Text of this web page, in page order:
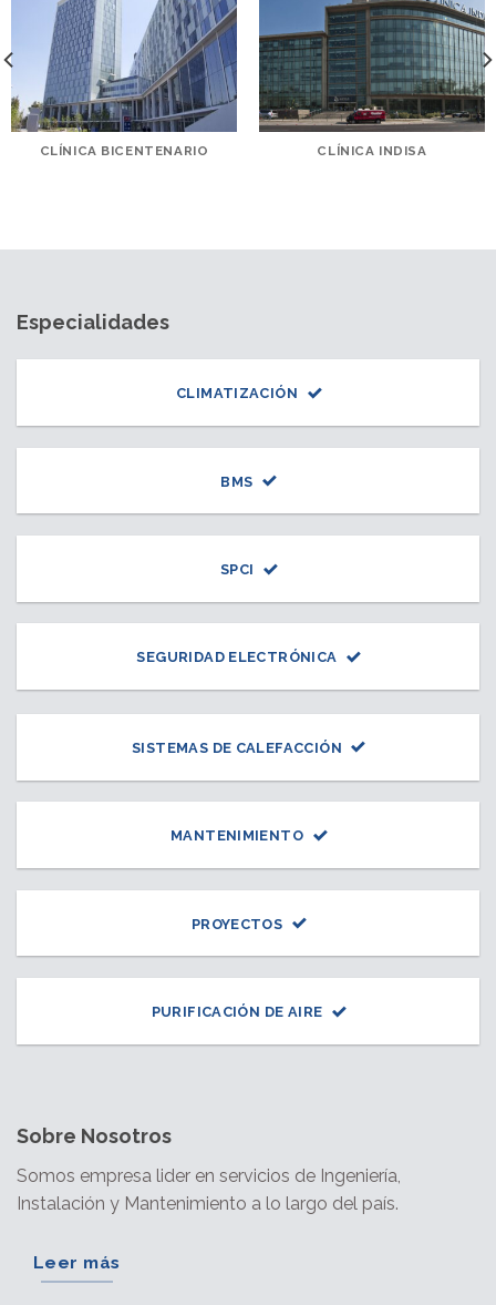
CLÍNICA BICENTENARIO CLÍNICA INDISA
Especialidades
CLIMATIZACIÓN
BMS
SPCI
SEGURIDAD ELECTRÓNICA
SISTEMAS DE CALEFACCIÓN
MANTENIMIENTO
PROYECTOS
PURIFICACIÓN DE AIRE
Sobre Nosotros
Somos empresa lider en servicios de Ingeniería,
Instalación y Mantenimiento a lo largo del país.
Leer más